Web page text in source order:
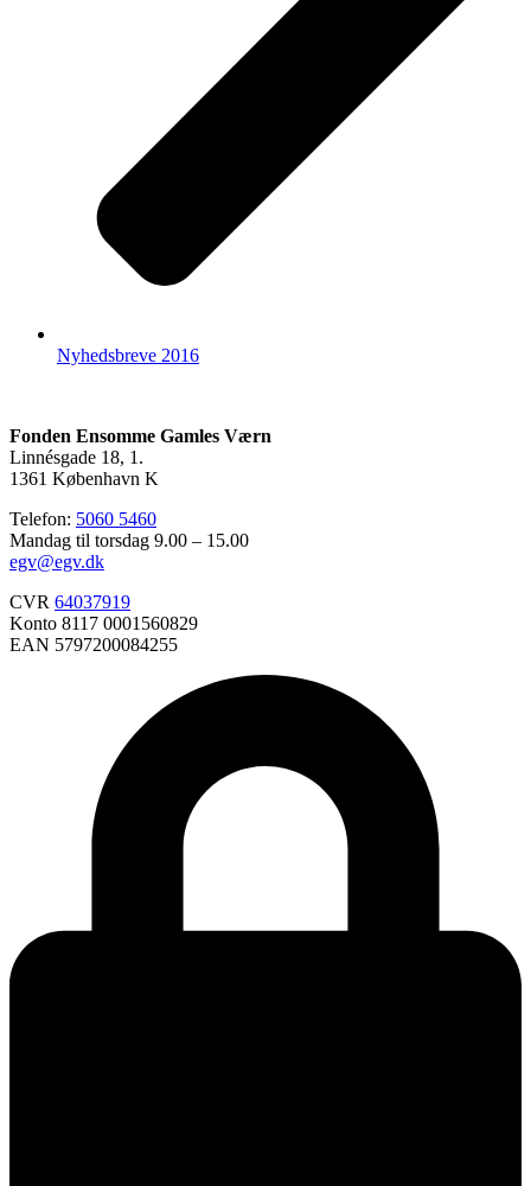
Nyhedsbreve 2016
Fonden Ensomme Gamles Værn
Linnésgade 18, 1.
1361 København K
Telefon: 5060 5460
Mandag til torsdag 9.00 – 15.00
egv@egv.dk
CVR 64037919
Konto 8117 0001560829
EAN 5797200084255